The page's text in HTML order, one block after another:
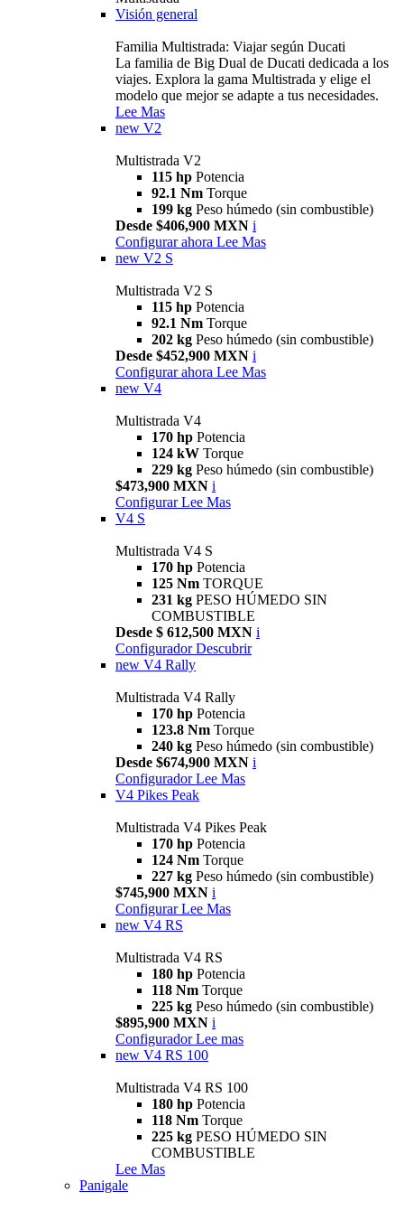
Visión general
Familia Multistrada: Viajar según Ducati
La familia de Big Dual de Ducati dedicada a los
viajes. Explora la gama Multistrada y elige el
modelo que mejor se adapte a tus necesidades.
Lee Mas
new V2
Multistrada V2
115 hp Potencia
92.1 Nm Torque
199 kg Peso húmedo (sin combustible)
Desde $406,900 MXN i
Configurar ahora Lee Mas
new V2 S
Multistrada V2 S
115 hp Potencia
92.1 Nm Torque
202 kg Peso húmedo (sin combustible)
Desde $452,900 MXN i
Configurar ahora Lee Mas
new V4
Multistrada V4
170 hp Potencia
124 kW Torque
229 kg Peso húmedo (sin combustible)
$473,900 MXN i
Configurar Lee Mas
V4 S
Multistrada V4 S
170 hp Potencia
125 Nm TORQUE
231 kg PESO HÚMEDO SIN
COMBUSTIBLE
Desde $ 612,500 MXN i
Configurador Descubrir
new V4 Rally
Multistrada V4 Rally
170 hp Potencia
123.8 Nm Torque
240 kg Peso húmedo (sin combustible)
Desde $674,900 MXN i
Configurador Lee Mas
V4 Pikes Peak
Multistrada V4 Pikes Peak
170 hp Potencia
124 Nm Torque
227 kg Peso húmedo (sin combustible)
$745,900 MXN i
Configurar Lee Mas
new V4 RS
Multistrada V4 RS
180 hp Potencia
118 Nm Torque
225 kg Peso húmedo (sin combustible)
$895,900 MXN i
Configurador Lee mas
new V4 RS 100
Multistrada V4 RS 100
180 hp Potencia
118 Nm Torque
225 kg PESO HÚMEDO SIN
COMBUSTIBLE
Lee Mas
Panigale